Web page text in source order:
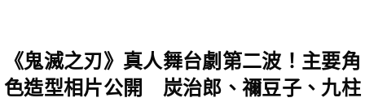
《鬼滅之刃》真人舞台劇第二波！主要角
色造型相片公開 炭治郎、禰豆子、九柱